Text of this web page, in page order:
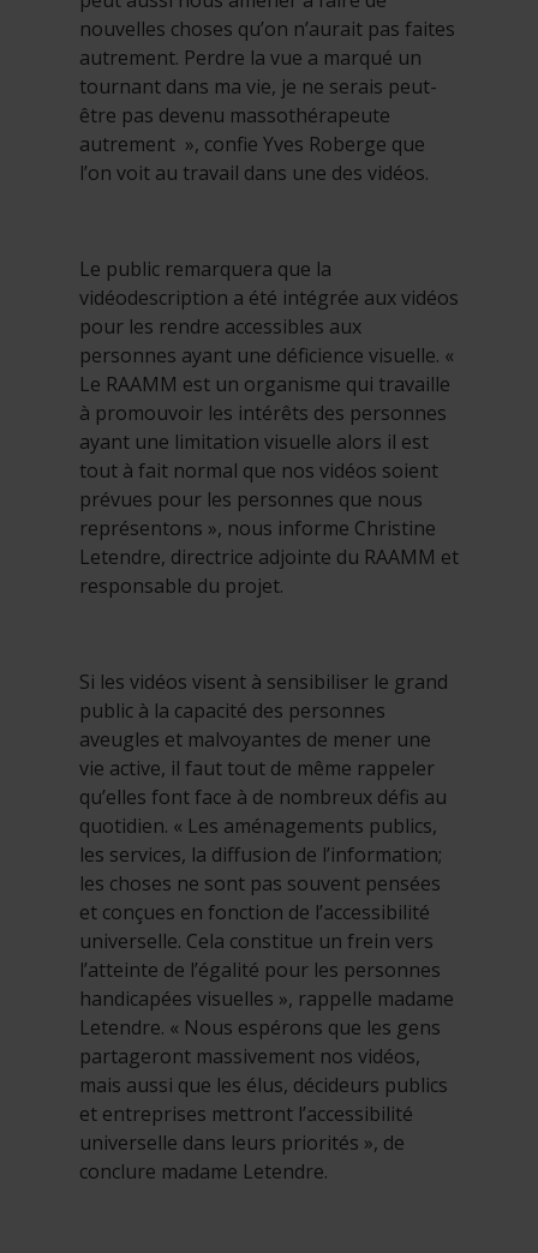
nouvelles choses qu’on n’aurait pas faites
autrement. Perdre la vue a marqué un
tournant dans ma vie, je ne serais peut-
être pas devenu massothérapeute
autrement », confie Yves Roberge que
l’on voit au travail dans une des vidéos.
Le public remarquera que la
vidéodescription a été intégrée aux vidéos
pour les rendre accessibles aux
personnes ayant une déficience visuelle. «
Le RAAMM est un organisme qui travaille
à promouvoir les intérêts des personnes
ayant une limitation visuelle alors il est
tout à fait normal que nos vidéos soient
prévues pour les personnes que nous
représentons », nous informe Christine
Letendre, directrice adjointe du RAAMM et
responsable du projet.
Si les vidéos visent à sensibiliser le grand
public à la capacité des personnes
aveugles et malvoyantes de mener une
vie active, il faut tout de même rappeler
qu’elles font face à de nombreux défis au
quotidien. « Les aménagements publics,
les services, la diffusion de l’information;
les choses ne sont pas souvent pensées
et conçues en fonction de l’accessibilité
universelle. Cela constitue un frein vers
l’atteinte de l’égalité pour les personnes
handicapées visuelles », rappelle madame
Letendre. « Nous espérons que les gens
partageront massivement nos vidéos,
mais aussi que les élus, décideurs publics
et entreprises mettront l’accessibilité
universelle dans leurs priorités », de
conclure madame Letendre.